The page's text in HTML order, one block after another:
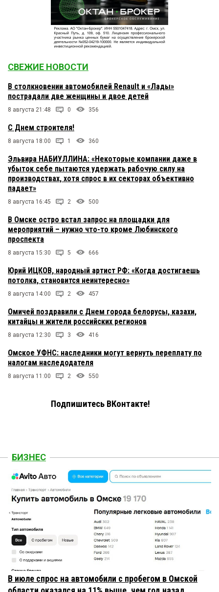
СВЕЖИЕ НОВОСТИ
В столкновении автомобилей Renault и «Лады»
пострадали две женщины и двое детей
8 августа 21:48 0 356
С Днем строителя!
8 августа 18:00 1 360
Эльвира НАБИУЛЛИНА: «Некоторые компании даже в
убыток себе пытаются удержать рабочую силу на
производствах, хотя спрос в их секторах объективно
падает»
8 августа 16:45 2 500
В Омске остро встал запрос на площадки для
мероприятий – нужно что-то кроме Любинского
проспекта
8 августа 15:30 5 666
Юрий ИЦКОВ, народный артист РФ: «Когда достигаешь
потолка, становится неинтересно»
8 августа 14:00 2 457
Омичей поздравили с Днем города белорусы, казахи,
китайцы и жители российских регионов
8 августа 12:30 3 416
Омское УФНС: наследники могут вернуть переплату по
налогам наследодателя
8 августа 11:00 2 550
Подпишитесь ВКонтакте!
БИЗНЕС
В июле спрос на автомобили с пробегом в Омской